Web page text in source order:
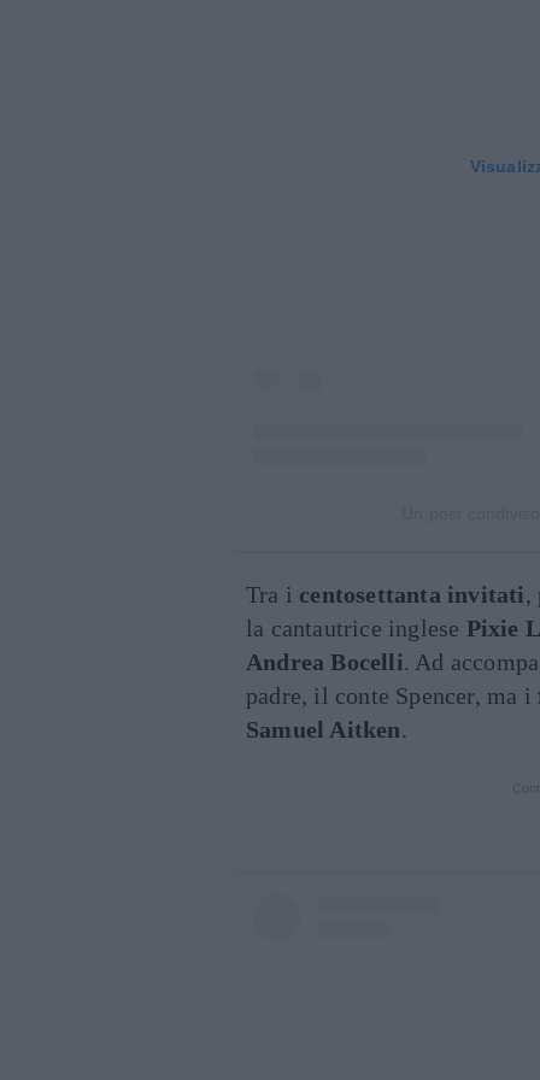
Tra i centosettanta invitati,
la cantautrice inglese Pixie
Andrea Bocelli. Ad
padre, il conte Spencer, ma i
Samuel Aitken.